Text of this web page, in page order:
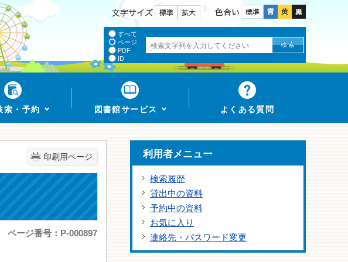
色合い
文字サイズ
すべて
ページ
PDF
ID
索・予約 図書館サービス よくある質問
印刷用ページ
ページ番号：P-000897
利用者メニュー
検索履歴
貸出中の資料
予約中の資料
お気に入り
連絡先・パスワード変更